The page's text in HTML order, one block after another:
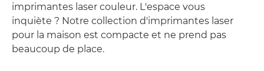
imprimantes laser couleur. L'espace vous
inquiète ? Notre collection d'imprimantes laser
pour la maison est compacte et ne prend pas
beaucoup de place.